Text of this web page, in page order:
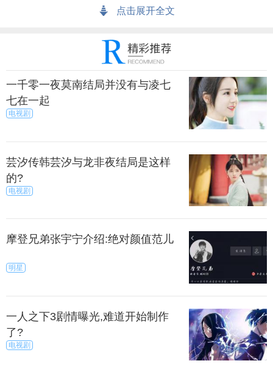
快充（某宝可以买到80元左右的OPPO充电器+一加数
，我们很难买到能够支持VOOC快充的充电宝产
品（个别售价高达700的DIY充电宝支持VOOC快
充），通用性比较差。
差：
3的拍照带来了不小的惊喜；而一加5采用了与
R11同款的双摄模组，但是拿掉了对弱光成像非常关键
的OIS光学防抖；虽然双摄可以拍出大光圈浅景深效
果，但对于关键的成像质量来说，一加5其实是原地踏
步的。
很显然，这款一加6概念手机的设计灵感来源于苹
果本月刚发布的iPhone X手机，但是它采用了对称
的“刘海”设计，顶部和底部都设置有用于放置耳机、传
感器的凹槽。
我们无法确定这两个凹槽中将会使用高端传感
点击展开全文
一千零一夜莫南结局并没有与凌七
七在一起
电视剧
芸汐传韩芸汐与龙非夜结局是这样
的?
电视剧
摩登兄弟张宇宁介绍:绝对颜值范儿
明星
一人之下3剧情曝光,难道开始制作
了?
电视剧